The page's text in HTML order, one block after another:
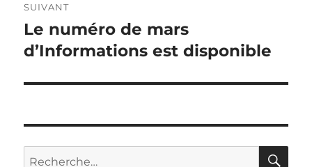
SUIVANT
Article
suivant :
Le numéro de mars
d’Informations est disponible
Recherche